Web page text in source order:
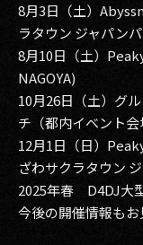
8月3日（土）
ラタウン ジャパン
8月10日（土）
NAGOYA)
10月26日（土）グ
チ（都内イベント会
12月1日（日）
ざわサクラタウン
2025年春 D4DJ大
今後の開催情報もお